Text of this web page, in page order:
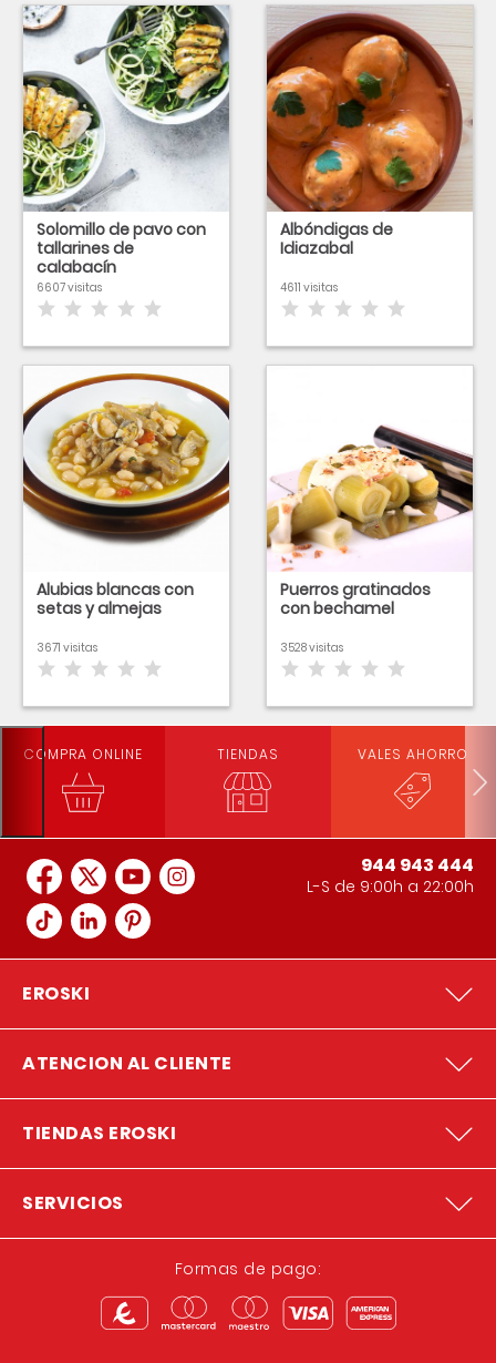
Solomillo de pavo con
tallarines de
calabacín
6607 visitas
Albóndigas de
Idiazabal
4611 visitas
Alubias blancas con
setas y almejas
3671 visitas
Puerros gratinados
con bechamel
3528 visitas
COMPRA ONLINE TIENDAS VALES AHORRO
944 943 444
L-S de 9:00h a 22:00h
EROSKI
ATENCION AL CLIENTE
TIENDAS EROSKI
SERVICIOS
Formas de pago: